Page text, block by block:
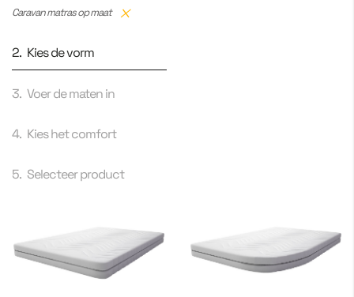
Caravan matras op maat
2. Kies de vorm
3. Voer de maten in
4. Kies het comfort
5. Selecteer product